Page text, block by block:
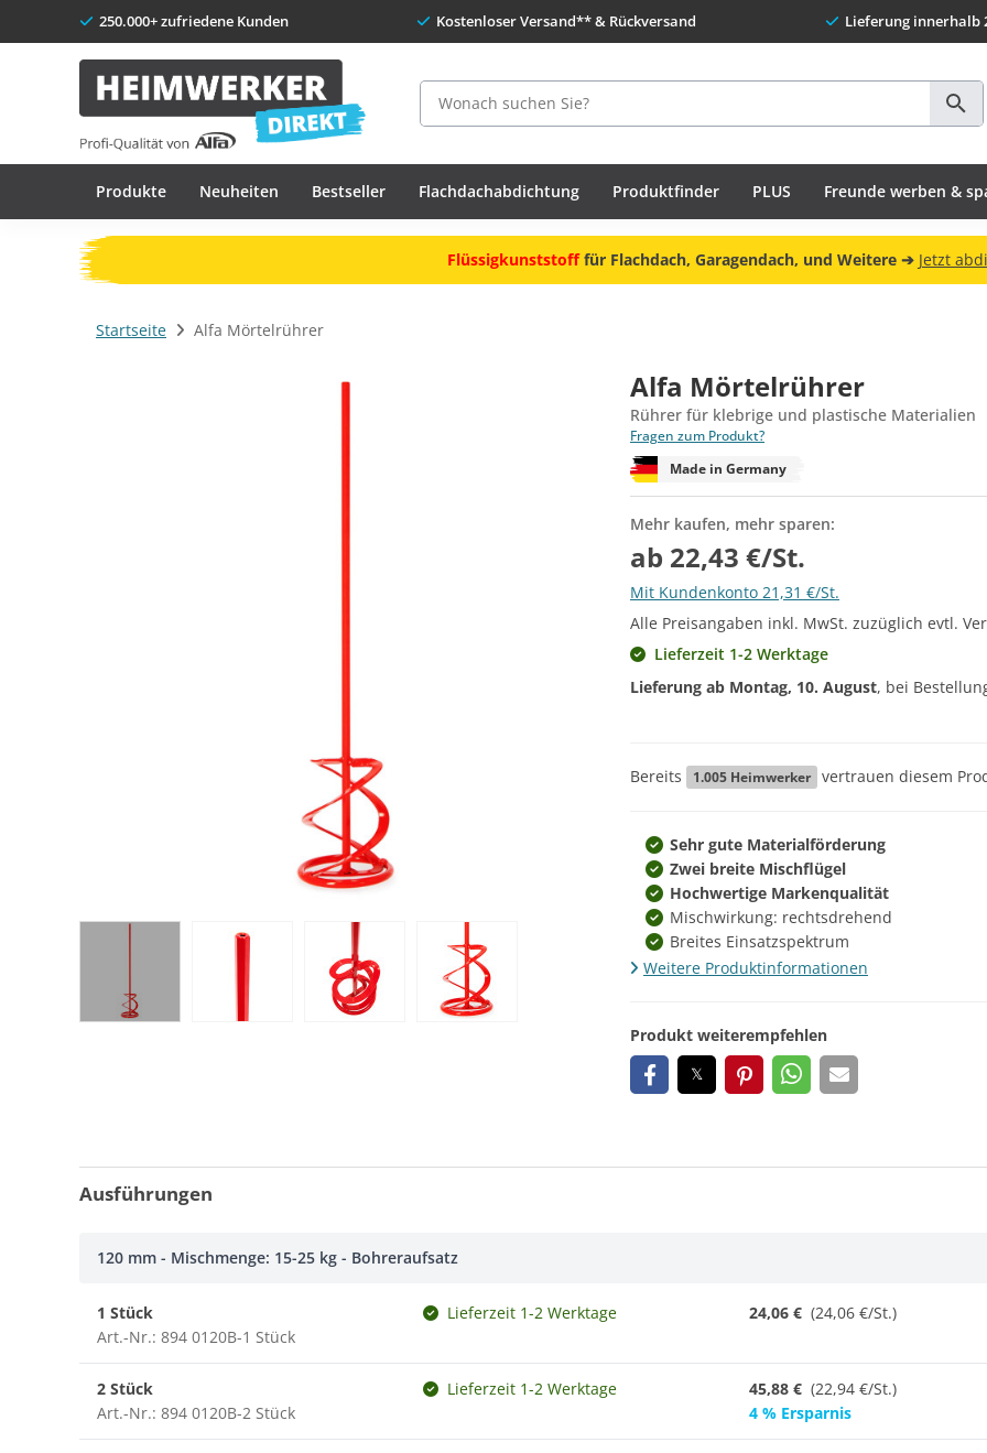
250.000+ zufriedene Kunden Kostenloser Versand** & Rückversand Lieferung innerhalb
Suche
Produkte Neuheiten Bestseller Flachdachabdichtung Produktfinder PLUS Freunde werben &
Flüssigkunststofffür Flachdach, Garagendach, und Weitere ➔ Jetzt
Startseite Alfa Mörtelrührer
Alfa Mörtelrührer
Rührer für klebrige und plastische Materialien
Fragen zum Produkt?
Made in Germany
Mehr kaufen, mehr sparen:
ab 22,43 €/St.
Mit Kundenkonto 21,31 €/St.
Alle Preisangaben inkl. MwSt. zuzüglich evtl.
Lieferzeit 1-2 Werktage
Lieferung ab Montag, 10. August, bei
Bereits 1.005 Heimwerker vertrauen diesem
Sehr gute Materialförderung
Zwei breite Mischflügel
Hochwertige Markenqualität
Mischwirkung: rechtsdrehend
Breites Einsatzspektrum
Weitere Produktinformationen
Produkt weiterempfehlen
Ausführungen
120 mm - Mischmenge: 15-25 kg - Bohreraufsatz
1 Stück
Art.-Nr.: 894 0120B-1 Stück
Lieferzeit 1-2 Werktage 24,06 € (24,06 €/St.)
2 Stück
Art.-Nr.: 894 0120B-2 Stück
Lieferzeit 1-2 Werktage 45,88 € (22,94 €/St.)
4 % Ersparnis